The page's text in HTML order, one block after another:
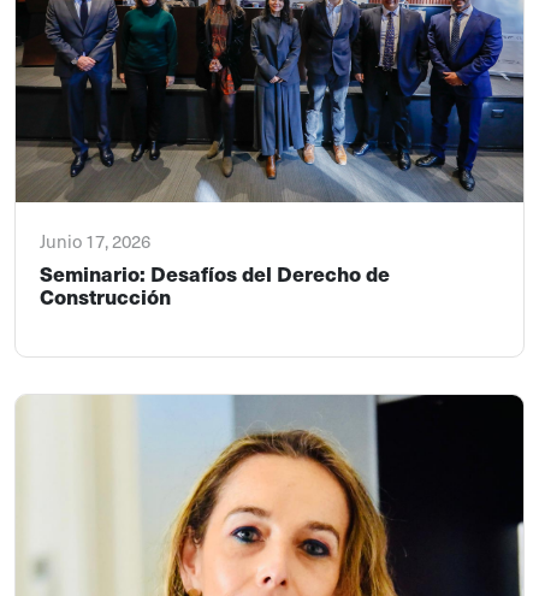
Junio 17, 2026
Seminario: Desafíos del Derecho de
Construcción